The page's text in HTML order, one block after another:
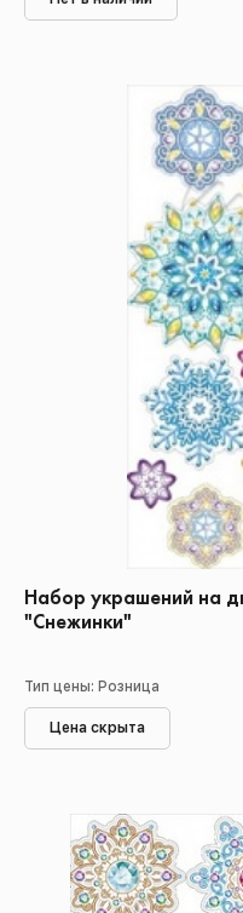
Набор украшений на
"Снежинки"
Тип цены: Розница
Цена скрыта